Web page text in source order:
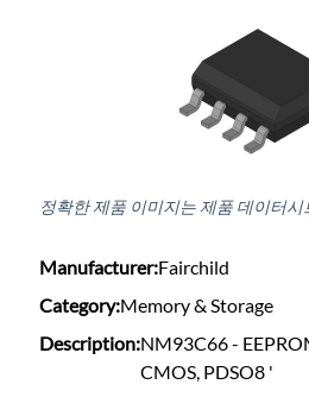
정확한 제품 이미지는 제품 데이터
Manufacturer:Fairchild
Category:Memory & Storage
Description:NM93C66 -
CMOS, PDSO8 '